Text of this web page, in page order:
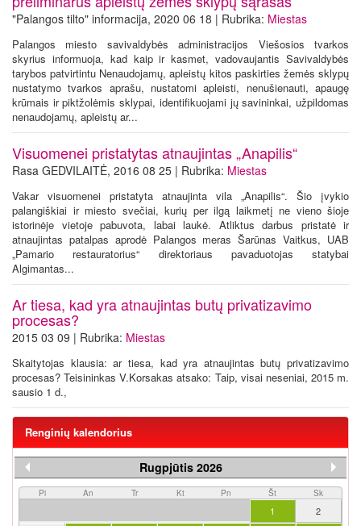
"Palangos tilto" informacija, 2020 06 18 | Rubrika: Miestas
Palangos miesto savivaldybės administracijos Viešosios tvarkos
skyrius informuoja, kad kaip ir kasmet, vadovaujantis Savivaldybės
tarybos patvirtintu Nenaudojamų, apleistų kitos paskirties žemės sklypų
nustatymo tvarkos aprašu, nustatomi apleisti, nenušienauti, apaugę
krūmais ir piktžolėmis sklypai, identifikuojami jų savininkai, užpildomas
nenaudojamų, apleistų ar...
Visuomenei pristatytas atnaujintas „Anapilis“
Rasa GEDVILAITĖ, 2016 08 25 | Rubrika: Miestas
Vakar visuomenei pristatyta atnaujinta vila „Anapilis“. Šio įvykio
palangiškiai ir miesto svečiai, kurių per ilgą laikmetį ne vieno šioje
istorinėje vietoje pabuvota, labai laukė. Atliktus darbus pristatė ir
atnaujintas patalpas aprodė Palangos meras Šarūnas Vaitkus, UAB
„Pamario restauratorius“ direktoriaus pavaduotojas statybai
Algimantas...
Ar tiesa, kad yra atnaujintas butų privatizavimo
procesas?
2015 03 09 | Rubrika: Miestas
Skaitytojas klausia: ar tiesa, kad yra atnaujintas butų privatizavimo
procesas? Teisininkas V.Korsakas atsako: Taip, visai neseniai, 2015 m.
sausio 1 d.,
Renginių kalendorius
Rugpjūtis 2026
Pi An Tr Kt Pn Št Sk
1
2